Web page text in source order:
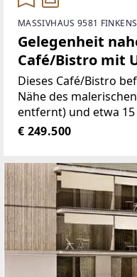
MASSIVHAUS 9581
Gelegenheit
Café/Bistro mit
Wohnhaus,
Dieses Café/Bistro
Nähe des
entfernt) und etwa
alles, was das Herz
€ 249.500